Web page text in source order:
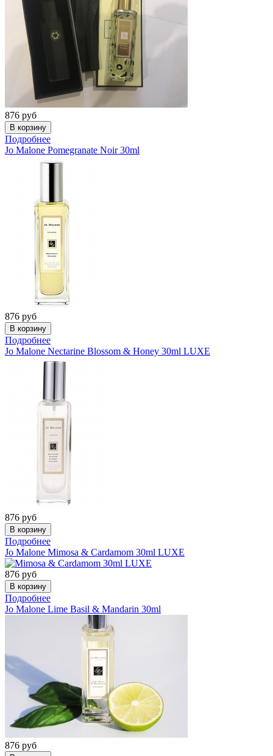
876 руб
Подробнее
Jo Malone Pomegranate Noir 30ml
876 руб
Подробнее
Jo Malone Nectarine Blossom & Honey 30ml LUXE
876 руб
Подробнее
Jo Malone Mimosa & Cardamom 30ml LUXE
876 руб
Подробнее
Jo Malone Lime Basil & Mandarin 30ml
876 руб